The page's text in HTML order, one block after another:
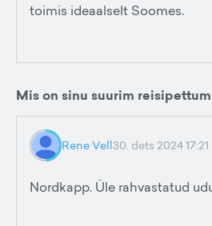
toimis ideaalselt Soomes.
Mis on sinu suurim
Rene Vell30. dets 2024 17:21
Nordkapp. Üle rahvastatud